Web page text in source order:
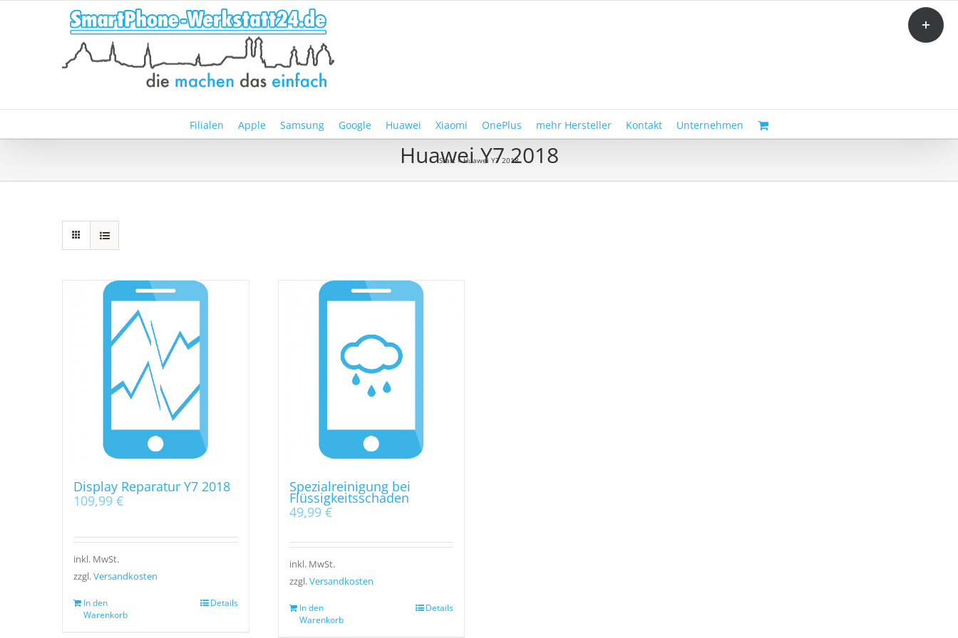
Filialen Apple Samsung Google Huawei Xiaomi OnePlus mehr Hersteller Kontakt Unternehmen
Huawei Y7 2018
Start »Huawei Y7 2018
Display Reparatur Y7 2018
109,99 €
inkl. MwSt.
zzgl.Versandkosten
In den
Warenkorb
Details
Spezialreinigung bei
Flüssigkeitsschaden
49,99 €
inkl. MwSt.
zzgl.Versandkosten
In den
Warenkorb
Details
Toggle
Sliding
Bar